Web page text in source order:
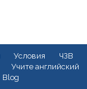
Условия
ЧЗВ
Учите английский
Blog